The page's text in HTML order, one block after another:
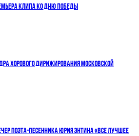
КЛИПА КО ДНЮ ПОБЕДЫ
ХОРОВОГО ДИРИЖИРОВАНИЯ МОСКОВСКОЙ
ПОЭТА-ПЕСЕННИКА ЮРИЯ ЭНТИНА «ВСЕ ЛУЧШЕЕ